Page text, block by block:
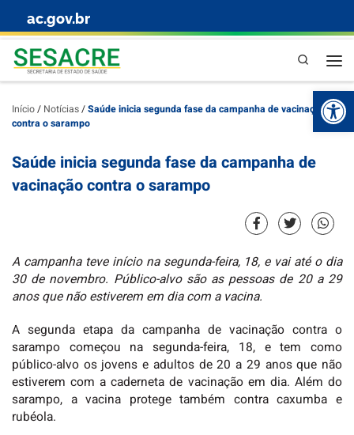
Skip to content
ac.gov.br
Pesquisa
Início/ Notícias/Saúde inicia segunda fase da campanha de vacinação
contra o sarampo
Saúde inicia segunda fase da campanha de
vacinação contra o sarampo
A campanha teve início na segunda-feira, 18, e vai até o dia
30 de novembro. Público-alvo são as pessoas de 20 a 29
anos que não estiverem em dia com a vacina.
A segunda etapa da campanha de vacinação contra o
sarampo começou na segunda-feira, 18, e tem como
público-alvo os jovens e adultos de 20 a 29 anos que não
estiverem com a caderneta de vacinação em dia. Além do
sarampo, a vacina protege também contra caxumba e
rubéola.